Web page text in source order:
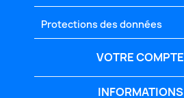
Protections des données
VOTRE COMPTE
INFORMATIONS